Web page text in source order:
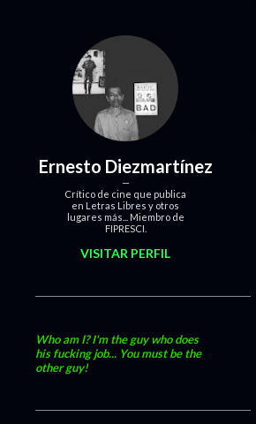
Ernesto Diezmartínez
Crítico de cine que publica
en Letras Libres y otros
lugares más... Miembro de
FIPRESCI.
VISITAR PERFIL
Who am I? I'm the guy who does
his fucking job... You must be the
other guy!